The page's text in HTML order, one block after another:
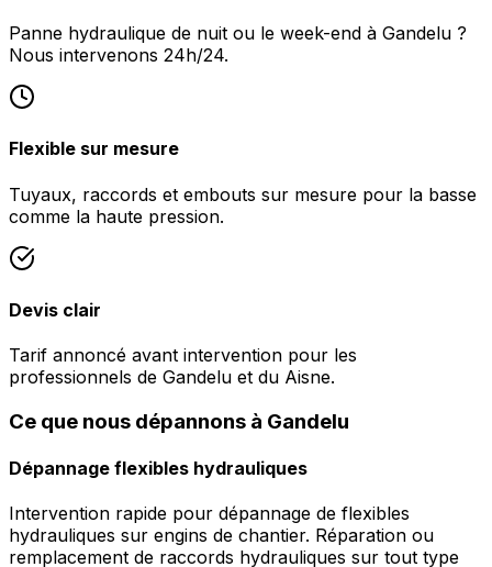
Panne hydraulique de nuit ou le week-end à Gandelu ?
Nous intervenons 24h/24.
Flexible sur mesure
Tuyaux, raccords et embouts sur mesure pour la basse
comme la haute pression.
Devis clair
Tarif annoncé avant intervention pour les
professionnels de Gandelu et du Aisne.
Ce que nous dépannons à Gandelu
Dépannage flexibles hydrauliques
Intervention rapide pour dépannage de flexibles
hydrauliques sur engins de chantier. Réparation ou
remplacement de raccords hydrauliques sur tout type